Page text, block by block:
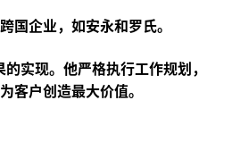
国企业，如安永和罗氏。
实现。他严格执行工作规划，
客户创造最大价值。